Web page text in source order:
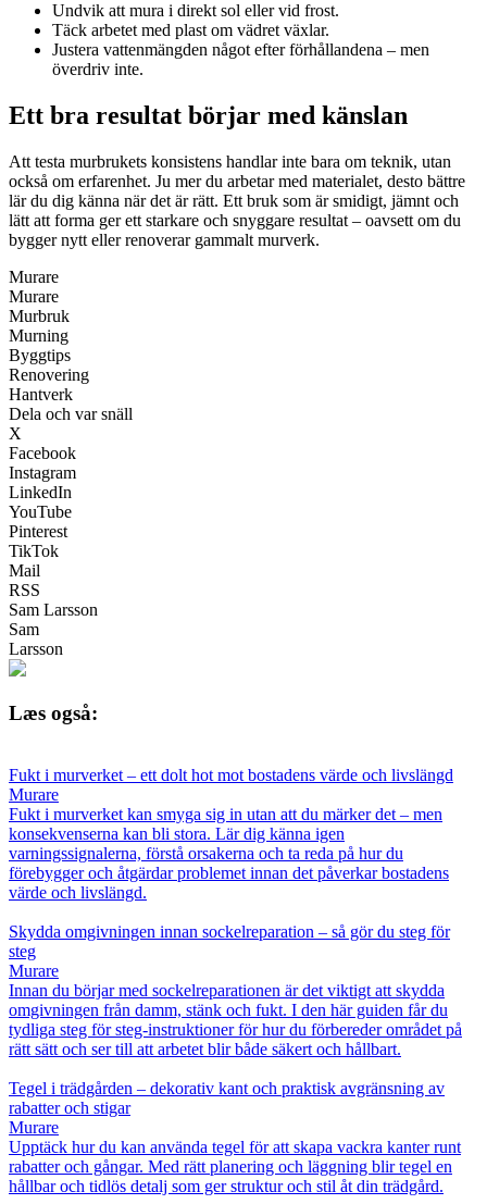
Undvik att mura i direkt sol eller vid frost.
Täck arbetet med plast om vädret växlar.
Justera vattenmängden något efter förhållandena – men
överdriv inte.
Ett bra resultat börjar med känslan
Att testa murbrukets konsistens handlar inte bara om teknik, utan
också om erfarenhet. Ju mer du arbetar med materialet, desto bättre
lär du dig känna när det är rätt. Ett bruk som är smidigt, jämnt och
lätt att forma ger ett starkare och snyggare resultat – oavsett om du
bygger nytt eller renoverar gammalt murverk.
Murare
Murare
Murbruk
Murning
Byggtips
Renovering
Hantverk
Dela och var snäll
X
Facebook
Instagram
LinkedIn
YouTube
Pinterest
TikTok
Mail
RSS
Sam Larsson
Sam
Larsson
Læs også:
Fukt i murverket – ett dolt hot mot bostadens värde och livslängd
Murare
Fukt i murverket kan smyga sig in utan att du märker det – men
konsekvenserna kan bli stora. Lär dig känna igen
varningssignalerna, förstå orsakerna och ta reda på hur du
förebygger och åtgärdar problemet innan det påverkar bostadens
värde och livslängd.
Skydda omgivningen innan sockelreparation – så gör du steg för
steg
Murare
Innan du börjar med sockelreparationen är det viktigt att skydda
omgivningen från damm, stänk och fukt. I den här guiden får du
tydliga steg för steg-instruktioner för hur du förbereder området på
rätt sätt och ser till att arbetet blir både säkert och hållbart.
Tegel i trädgården – dekorativ kant och praktisk avgränsning av
rabatter och stigar
Murare
Upptäck hur du kan använda tegel för att skapa vackra kanter runt
rabatter och gångar. Med rätt planering och läggning blir tegel en
hållbar och tidlös detalj som ger struktur och stil åt din trädgård.